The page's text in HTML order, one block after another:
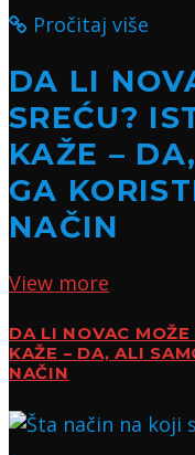
Pročitaj više
DA LI
SREĆU?
KAŽE –
GA
NAČIN
View more
DA LI NOVAC
KAŽE – DA, ALI
NAČIN